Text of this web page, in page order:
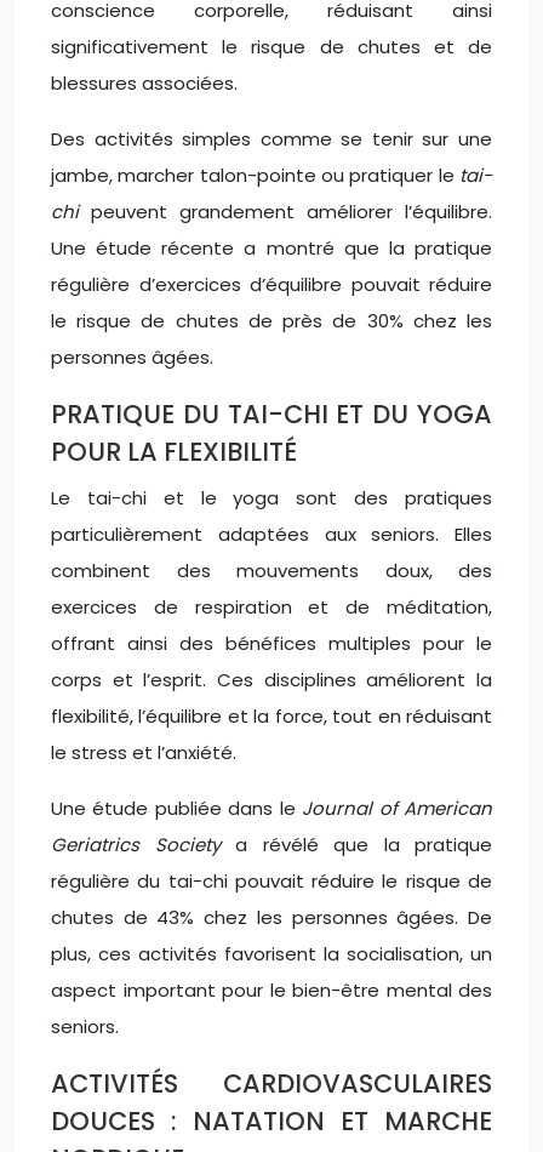
conscience corporelle, réduisant ainsi
significativement le risque de chutes et de
blessures associées.
Des activités simples comme se tenir sur une
jambe, marcher talon-pointe ou pratiquer le tai-
chi peuvent grandement améliorer l’équilibre.
Une étude récente a montré que la pratique
régulière d’exercices d’équilibre pouvait réduire
le risque de chutes de près de 30% chez les
personnes âgées.
PRATIQUE DU TAI-CHI ET DU YOGA
POUR LA FLEXIBILITÉ
Le tai-chi et le yoga sont des pratiques
particulièrement adaptées aux seniors. Elles
combinent des mouvements doux, des
exercices de respiration et de méditation,
offrant ainsi des bénéfices multiples pour le
corps et l’esprit. Ces disciplines améliorent la
flexibilité, l’équilibre et la force, tout en réduisant
le stress et l’anxiété.
Une étude publiée dans le Journal of American
Geriatrics Society a révélé que la pratique
régulière du tai-chi pouvait réduire le risque de
chutes de 43% chez les personnes âgées. De
plus, ces activités favorisent la socialisation, un
aspect important pour le bien-être mental des
seniors.
ACTIVITÉS CARDIOVASCULAIRES
DOUCES : NATATION ET MARCHE